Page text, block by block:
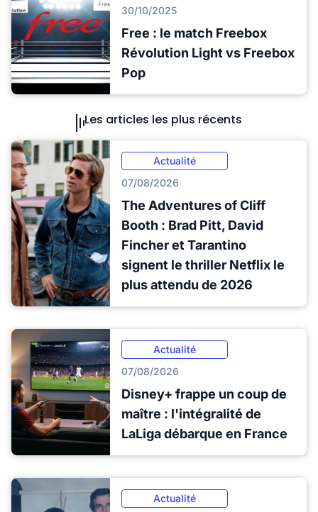
30/10/2025
Free : le match Freebox
Révolution Light vs Freebox
Pop
Les articles les plus récents
Actualité
07/08/2026
The Adventures of Cliff
Booth : Brad Pitt, David
Fincher et Tarantino
signent le thriller Netflix le
plus attendu de 2026
Actualité
07/08/2026
Disney+ frappe un coup de
maître : l'intégralité de
LaLiga débarque en France
Actualité